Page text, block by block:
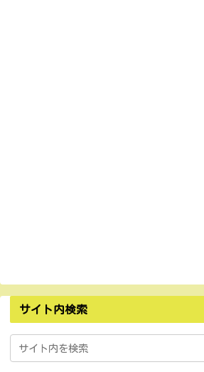
サイト内検索